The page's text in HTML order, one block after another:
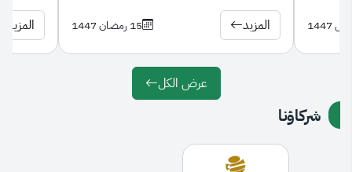
المزيد 15 رمضان 1447 المزيد
عرض الكل
شركاؤنا